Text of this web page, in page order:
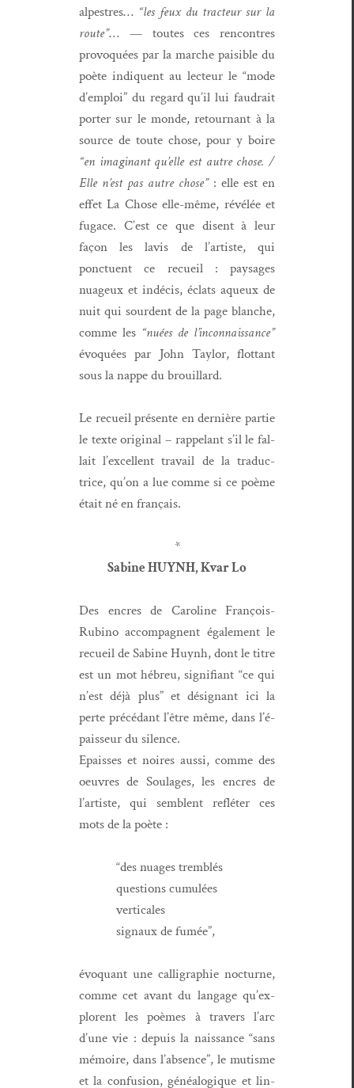
alpestres… “les feux du tracteur sur la
route”… — toutes ces ren­con­tres
provo­quées par la marche pais­i­ble du
poète indiquent au lecteur le “mode
d’emploi” du regard qu’il lui faudrait
porter sur le monde, retour­nant à la
source de toute chose, pour y boire
“en imag­i­nant qu’elle est autre chose. /
Elle n’est pas autre chose”: elle est en
effet La Chose elle-même, révélée et
fugace. C’est ce que dis­ent à leur
façon les lavis de l’artiste, qui
ponctuent ce recueil : paysages
nuageux et indé­cis, éclats aque­ux de
nuit qui sour­dent de la page blanche,
comme les “nuées de l’in­con­nais­sance”
évo­quées par John Tay­lor, flot­tant
sous la nappe du brouillard.
Le recueil présente en dernière par­tie
le texte orig­i­nal – rap­pelant s’il le fal­
lait l’ex­cel­lent tra­vail de la tra­duc­
trice, qu’on a lue comme si ce poème
était né en français.
*
Sabine HUYNH, Kvar Lo
Des encres de Car­o­line François-
Rubi­no accom­pa­g­nent égale­ment le
recueil de Sabine Huynh, dont le titre
est un mot hébreu, sig­nifi­ant “ce qui
n’est déjà plus” et désig­nant ici la
perte précé­dant l’être même, dans l’é­
pais­seur du silence.
Epaiss­es et noires aus­si, comme des
oeu­vres de Soulages, les encres de
l’artiste, qui sem­blent refléter ces
mots de la poète :
“des nuages tremblés
ques­tions cumulées
ver­ti­cales
sig­naux de fumée”,
évo­quant une cal­ligra­phie noc­turne,
comme cet avant du lan­gage qu’­ex­
plorent les poèmes à tra­vers l’arc
d’une vie : depuis la nais­sance “sans
mémoire, dans l’ab­sence”, le mutisme
et la con­fu­sion, généalogique et lin­